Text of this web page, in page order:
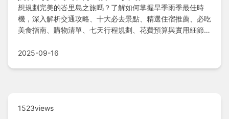
想規劃完美的峇里島之旅嗎？了解如何掌握旱季雨季最佳時
機，深入解析交通攻略、十大必去景點、精選住宿推薦、必吃
美食指南、購物清單、七天行程規劃、花費預算與實用細節，
2025-09-16
1523views